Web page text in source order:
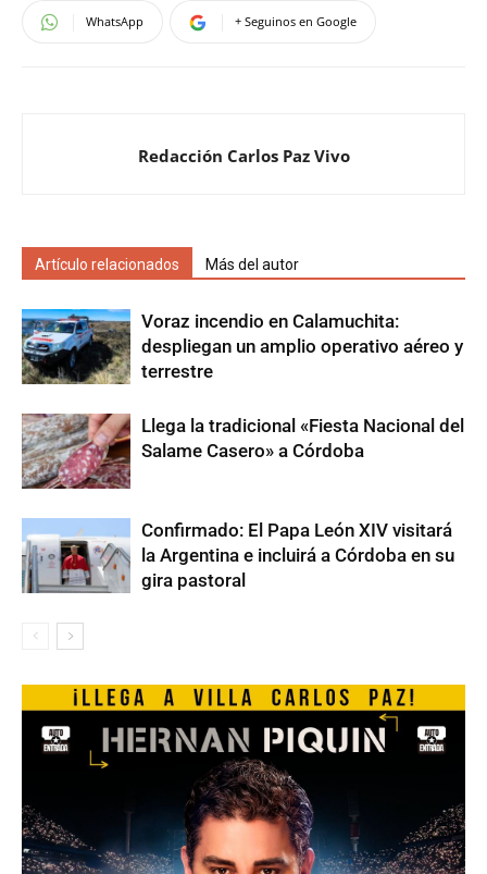
WhatsApp + Seguinos en Google
Redacción Carlos Paz Vivo
Artículo relacionados Más del autor
Voraz incendio en Calamuchita:
despliegan un amplio operativo aéreo y
terrestre
Llega la tradicional «Fiesta Nacional del
Salame Casero» a Córdoba
Confirmado: El Papa León XIV visitará
la Argentina e incluirá a Córdoba en su
gira pastoral